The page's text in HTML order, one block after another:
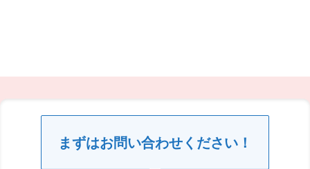
まずはお問い合わせください！